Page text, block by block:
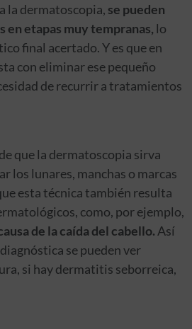
la dermatoscopia, se pueden
en etapas muy tempranas, lo
final acertado. Y es que en
con eliminar ese pequeño
de recurrir a tratamientos
que la dermatoscopia sirva
los lunares, manchas o marcas
esta técnica también resulta
como, por ejemplo,
de la caída del cabello. Así
se pueden ver
si hay dermatitis seborreica,